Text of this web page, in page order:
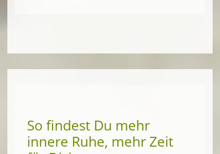
So findest Du mehr
innere Ruhe, mehr Zeit